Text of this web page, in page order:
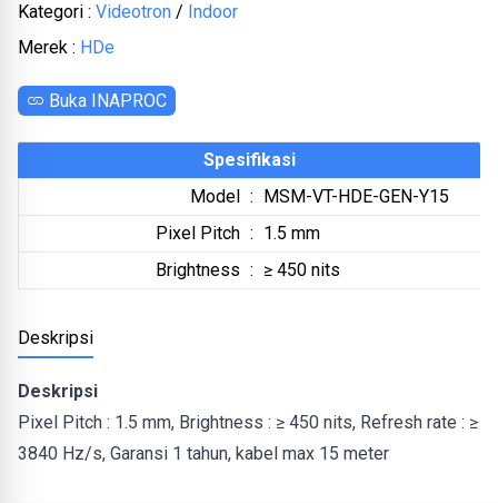
Kategori : Videotron / Indoor
Merek : HDe
Buka INAPROC
Spesifikasi
Model : MSM-VT-HDE-GEN-Y15
Pixel Pitch : 1.5 mm
Brightness : ≥ 450 nits
Deskripsi
Deskripsi
Pixel Pitch : 1.5 mm, Brightness : ≥ 450 nits, Refresh rate : ≥
3840 Hz/s, Garansi 1 tahun, kabel max 15 meter